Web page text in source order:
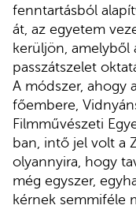
fenntartásból
át, az egyetem
kerüljön, amelyből
passzátszelet
A módszer, ahogy
főembere,
Filmművészeti
ban, intő jel volt a
olyannyira, hogy
még egyszer,
kérnek semmiféle